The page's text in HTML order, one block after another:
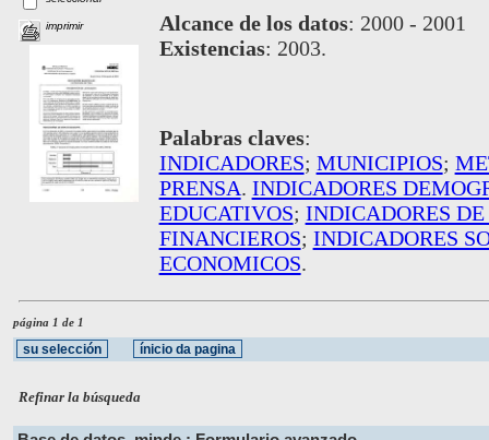
imprimir Alcance de los datos: 2000 - 2001
Existencias: 2003.
Palabras claves:
INDICADORES; MUNICIPIOS;
PRENSA. INDICADORES
EDUCATIVOS; INDICADORES
FINANCIEROS; INDICADORES
ECONOMICOS.
página 1 de 1
Refinar la búsqueda